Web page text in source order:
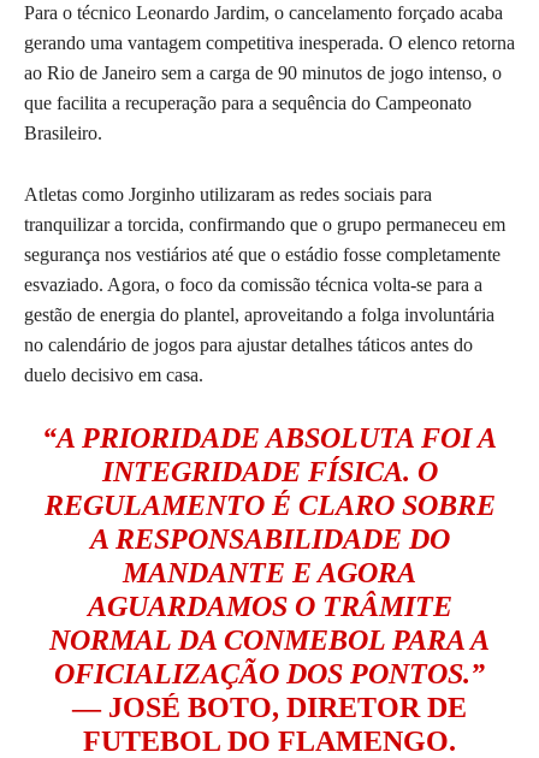
Para o técnico Leonardo Jardim, o cancelamento forçado acaba
gerando uma vantagem competitiva inesperada. O elenco retorna
ao Rio de Janeiro sem a carga de 90 minutos de jogo intenso, o
que facilita a recuperação para a sequência do Campeonato
Brasileiro.
Atletas como Jorginho utilizaram as redes sociais para
tranquilizar a torcida, confirmando que o grupo permaneceu em
segurança nos vestiários até que o estádio fosse completamente
esvaziado. Agora, o foco da comissão técnica volta-se para a
gestão de energia do plantel, aproveitando a folga involuntária
no calendário de jogos para ajustar detalhes táticos antes do
duelo decisivo em casa.
“A PRIORIDADE ABSOLUTA FOI A
INTEGRIDADE FÍSICA. O
REGULAMENTO É CLARO SOBRE
A RESPONSABILIDADE DO
MANDANTE E AGORA
AGUARDAMOS O TRÂMITE
NORMAL DA CONMEBOL PARA A
OFICIALIZAÇÃO DOS PONTOS.”
— JOSÉ BOTO, DIRETOR DE
FUTEBOL DO FLAMENGO.